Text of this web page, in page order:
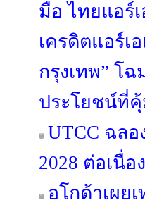
มือ ไทยแอร์
เครดิตแอร์เ
กรุงเทพ” โ
ประโยชน์ที่
UTCC ฉลอ
2028 ต่อเนื่
อโกด้าเผย